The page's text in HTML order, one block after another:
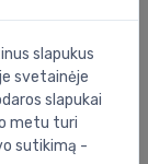
slapukus
svetainėje
slapukai
metu turi
sutikimą -